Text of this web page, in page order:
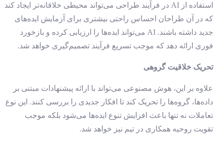
استفاده از AI در فرآیند طراحی می‌تواند محیطی خلاقانه‌تر ایجاد کند
که در آن طراحان احساس راحتی بیشتری برای آزمایش ایده‌های
جدید داشته باشند. AI می‌تواند ایده‌ها را ارزیابی کرده و بازخورد
فوری ارائه دهد که موجب تسریع فرآیند تصمیم‌گیری خواهد شد.
تحریک خلاقیت گروهی
علاوه بر این، هوش مصنوعی می‌تواند با ارائه پیشنهادات مبتنی بر
داده‌ها، گروه‌ها را تحریک کند تا افکار جدیدی را بررسی کنند. این نوع
تعاملات نه تنها باعث افزایش تنوع ایده‌ها می‌شود بلکه موجب
تقویت روحیه همکاری در تیم نیز خواهد شد.